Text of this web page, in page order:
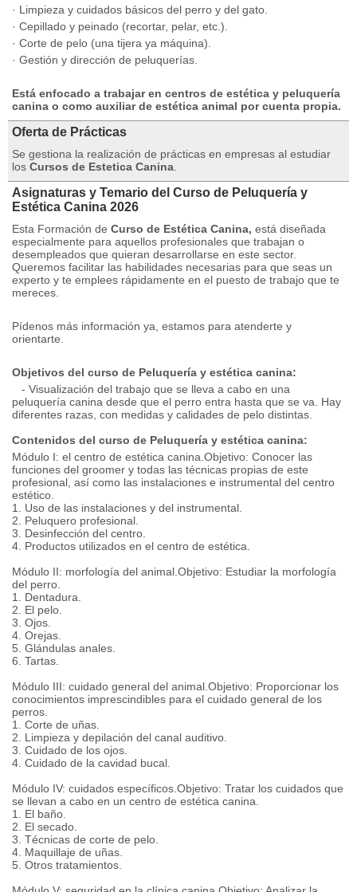
· Limpieza y cuidados básicos del perro y del gato.
· Cepillado y peinado (recortar, pelar, etc.).
· Corte de pelo (una tijera ya máquina).
· Gestión y dirección de peluquerías.
Está enfocado a trabajar en centros de estética y peluquería
canina o como auxiliar de estética animal por cuenta propia.
Oferta de Prácticas
Se gestiona la realización de prácticas en empresas al estudiar
los Cursos de Estetica Canina
Asignaturas y Temario del Curso de Peluquería y
Estética Canina 2026
Esta Formación de Curso de Estética Canina, está diseñada
especialmente para aquellos profesionales que trabajan o
desempleados que quieran desarrollarse en este sector.
Queremos facilitar las habilidades necesarias para que seas un
experto y te emplees rápidamente en el puesto de trabajo que te
mereces.
Pídenos más información ya, estamos para atenderte y
orientarte.
Objetivos del curso de Peluquería y estética canina:
- Visualización del trabajo que se lleva a cabo en una
peluquería canina desde que el perro entra hasta que se va. Hay
diferentes razas, con medidas y calidades de pelo distintas.
Contenidos del curso de Peluquería y estética canina:
Módulo I: el centro de estética canina.Objetivo: Conocer las
funciones del groomer y todas las técnicas propias de este
profesional, así como las instalaciones e instrumental del centro
estético.
1. Uso de las instalaciones y del instrumental.
2. Peluquero profesional.
3. Desinfección del centro.
4. Productos utilizados en el centro de estética.
Módulo II: morfología del animal.Objetivo: Estudiar la morfología
del perro.
1. Dentadura.
2. El pelo.
3. Ojos.
4. Orejas.
5. Glándulas anales.
6. Tartas.
Módulo III: cuidado general del animal.Objetivo: Proporcionar los
conocimientos imprescindibles para el cuidado general de los
perros.
1. Corte de uñas.
2. Limpieza y depilación del canal auditivo.
3. Cuidado de los ojos.
4. Cuidado de la cavidad bucal.
Módulo IV: cuidados específicos.Objetivo: Tratar los cuidados que
se llevan a cabo en un centro de estética canina.
1. El baño.
2. El secado.
3. Técnicas de corte de pelo.
4. Maquillaje de uñas.
5. Otros tratamientos.